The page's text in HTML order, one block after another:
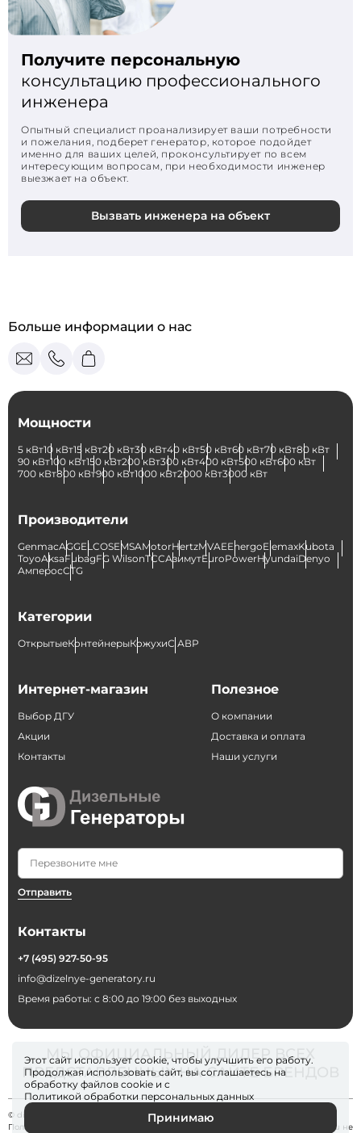
Получите персональную
консультацию профессионального
инженера
Опытный специалист проанализирует ваши потребности
и пожелания, подберет генератор, которое подойдет
именно для ваших целей, проконсультирует по всем
интересующим вопросам, при необходимости инженер
выезжает на объект.
Вызвать инженера на объект
Больше информации о нас
Мощности
5 кВт10 кВт15 кВт20 кВт30 кВт40 кВт50 кВт60 кВт70 кВт80 кВт
90 кВт100 кВт150 кВт200 кВт300 кВт400 кВт500 кВт600 кВт
700 кВт800 кВт900 кВт1000 кВт2000 кВт3000 кВт
Производители
GenmacAGGELCOSEMSAMotorHertzMVAEEnergoElemaxKubota
ToyoAksaFubagFG WilsonТССАзимутEuroPowerHyundaiDenyo
АмперосCTG
Категории
ОткрытыеКонтейнерыКожухиС АВР
Интернет-магазин
Выбор ДГУ
Акции
Контакты
Отправить
Полезное
О компании
Доставка и оплата
Наши услуги
Контакты
+7 (495) 927-50-95
info@dizelnye-generatory.ru
Время работы: с 8:00 до 19:00 без выходных
МЫ ОФИЦИАЛЬНЫЙ ДИЛЕР ВСЕХ
ПРЕДСТАВЛЕННЫХ НА САЙТЕ БРЕНДОВ
© dizelnye-generatory 2026
Политика конфиденциальности
. Информация на сайте dizelnye-generatory.ru не
Этот сайт использует cookie, чтобы улучшить его работу.
Продолжая использовать сайт, вы соглашаетесь на
обработку файлов cookie и с
Политикой обработки персональных данных
Принимаю